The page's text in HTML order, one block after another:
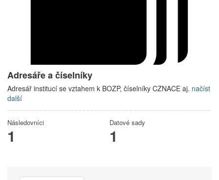
Adresáře a číselníky
Adresář institucí se vztahem k BOZP, číselníky CZNACE aj. načíst
další
Následovníci
1
Datové sady
1